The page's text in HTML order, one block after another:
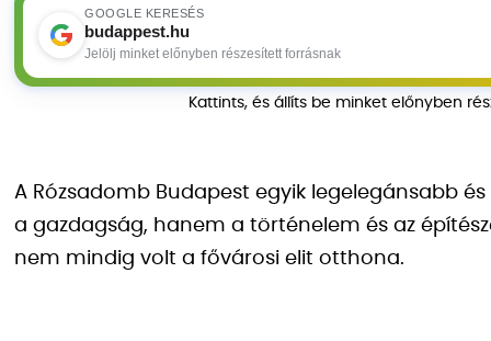
GOOGLE KERESÉS
budappest.hu
Jelölj minket előnyben részesített forrásnak
Kattints, és állíts be minket előnyben
A Rózsadomb Budapest egyik legelegánsabb
a gazdagság, hanem a történelem és az
nem mindig volt a fővárosi elit otthona.